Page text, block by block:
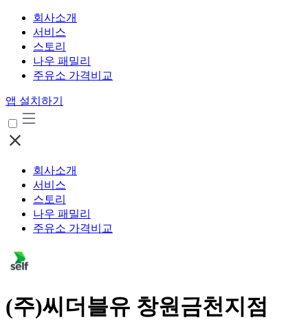
회사소개
서비스
스토리
나우 패밀리
주유소 가격비교
앱 설치하기
회사소개
서비스
스토리
나우 패밀리
주유소 가격비교
(주)씨더블유 창원금천지점